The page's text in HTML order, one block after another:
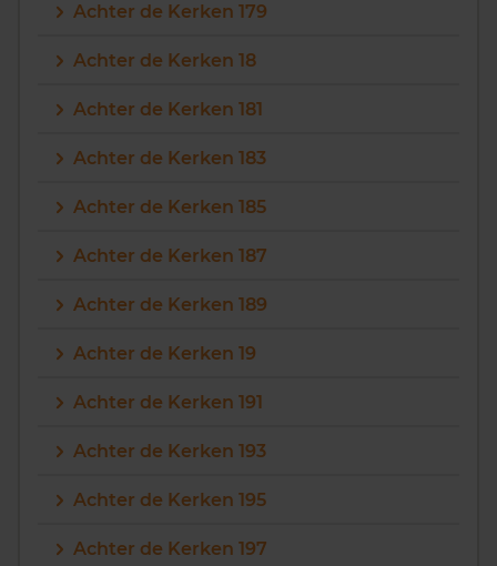
Achter de Kerken 179
Achter de Kerken 18
Achter de Kerken 181
Achter de Kerken 183
Achter de Kerken 185
Achter de Kerken 187
Achter de Kerken 189
Achter de Kerken 19
Achter de Kerken 191
Achter de Kerken 193
Achter de Kerken 195
Achter de Kerken 197